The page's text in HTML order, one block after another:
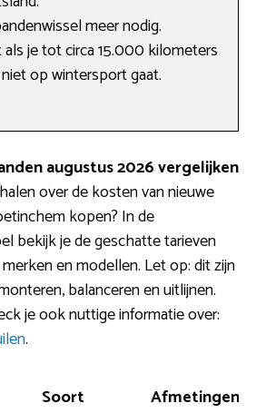
meer nodig.
als je tot circa 15.000 kilometers
op wintersport gaat.
augustus 2026 vergelijken
over de kosten van nieuwe
kopen? In de
bekijk je de geschatte tarieven
en modellen. Let op: dit zijn
balanceren en uitlijnen.
je ook nuttige informatie over:
.
Soort Afmetingen